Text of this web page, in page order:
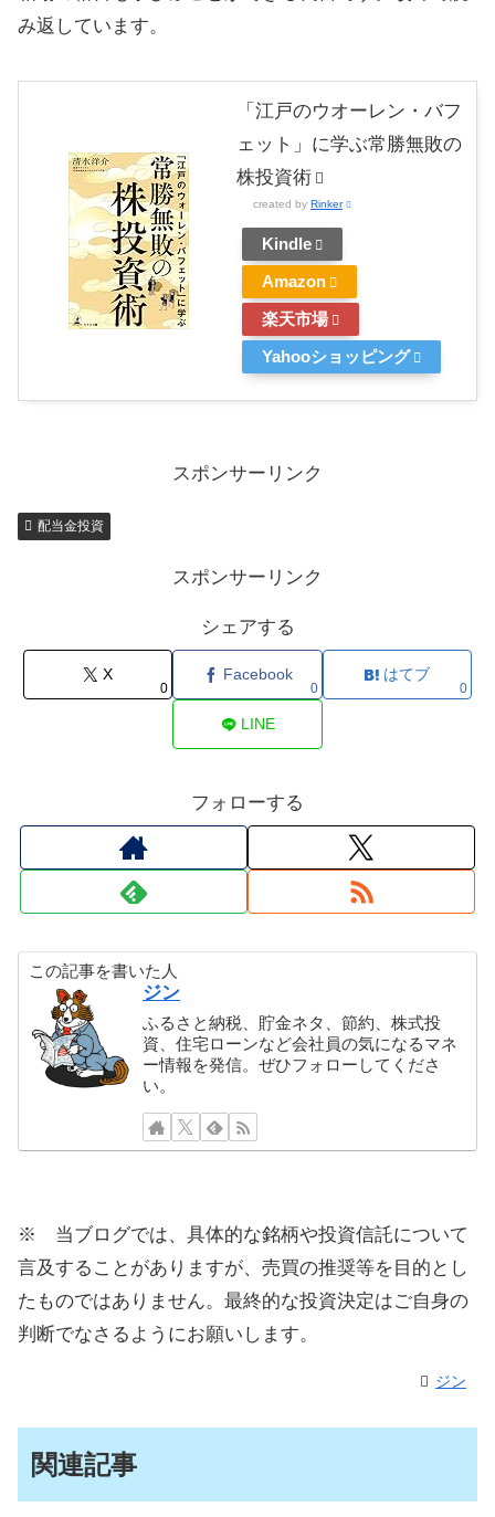
み返しています。
「江戸のウオーレン・バフ
ェット」に学ぶ常勝無敗の
株投資術
created by Rinker
Kindle
Amazon
楽天市場
Yahooショッピング
スポンサーリンク
配当金投資
スポンサーリンク
シェアする
X
0
Facebook
0
はてブ
0
LINE
フォローする
この記事を書いた人
ジン
ふるさと納税、貯金ネタ、節約、株式投
資、住宅ローンなど会社員の気になるマネ
ー情報を発信。ぜひフォローしてくださ
い。
※ 当ブログでは、具体的な銘柄や投資信託について
言及することがありますが、売買の推奨等を目的とし
たものではありません。最終的な投資決定はご自身の
判断でなさるようにお願いします。
ジン
関連記事